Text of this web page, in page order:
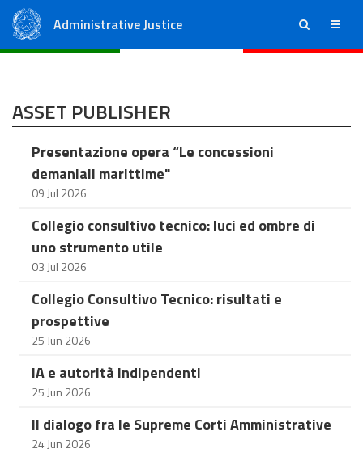
Administrative Justice ricerca menu
ASSET PUBLISHER
Presentazione opera “Le concessioni
demaniali marittime"
09 Jul 2026
Collegio consultivo tecnico: luci ed ombre di
uno strumento utile
03 Jul 2026
Collegio Consultivo Tecnico: risultati e
prospettive
25 Jun 2026
IA e autorità indipendenti
25 Jun 2026
Il dialogo fra le Supreme Corti Amministrative
24 Jun 2026